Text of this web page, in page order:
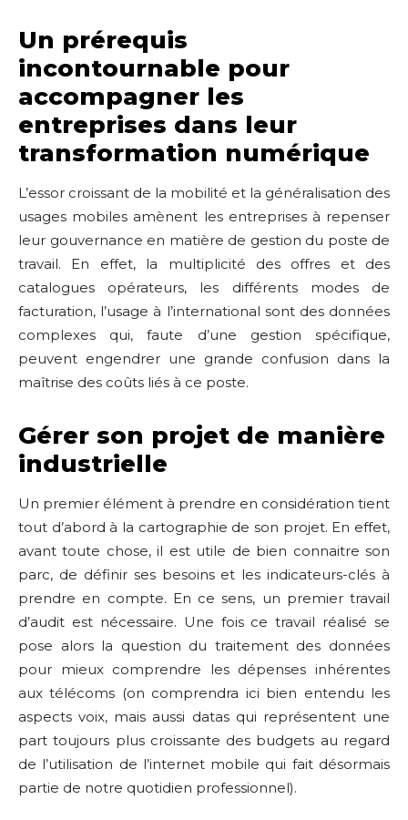
Un prérequis
incontournable pour
accompagner les
entreprises dans leur
transformation numérique
L’essor croissant de la mobilité et la généralisation des
usages mobiles amènent les entreprises à repenser
leur gouvernance en matière de gestion du poste de
travail. En effet, la multiplicité des offres et des
catalogues opérateurs, les différents modes de
facturation, l’usage à l’international sont des données
complexes qui, faute d’une gestion spécifique,
peuvent engendrer une grande confusion dans la
maîtrise des coûts liés à ce poste.
Gérer son projet de manière
industrielle
Un premier élément à prendre en considération tient
tout d’abord à la cartographie de son projet. En effet,
avant toute chose, il est utile de bien connaitre son
parc, de définir ses besoins et les indicateurs-clés à
prendre en compte. En ce sens, un premier travail
d’audit est nécessaire. Une fois ce travail réalisé se
pose alors la question du traitement des données
pour mieux comprendre les dépenses inhérentes
aux télécoms (on comprendra ici bien entendu les
aspects voix, mais aussi datas qui représentent une
part toujours plus croissante des budgets au regard
de l’utilisation de l’internet mobile qui fait désormais
partie de notre quotidien professionnel).